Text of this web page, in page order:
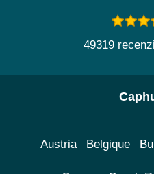
49319
Austria Belgique